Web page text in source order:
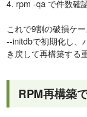
4. rpm -qa で件数確
これで9割の破損ケ
--initdbで初期化し、
き戻して再構築する
RPM再構築